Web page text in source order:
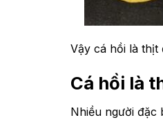
Vậy cá hồi là thịt
Cá hồi là
Nhiều người đặc